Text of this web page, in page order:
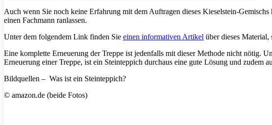
Auch wenn Sie noch keine Erfahrung mit dem Auftragen dieses Kieselstein-
einen Fachmann ranlassen.
Unter dem folgendem Link finden Sie einen informativen Artikel über dieses
Eine komplette Erneuerung der Treppe ist jedenfalls mit dieser Methode nicht nötig.
Erneuerung einer Treppe, ist ein Steinteppich durchaus eine gute Lösung und zudem
Bildquellen – Was ist ein Steinteppich?
© amazon.de (beide Fotos)